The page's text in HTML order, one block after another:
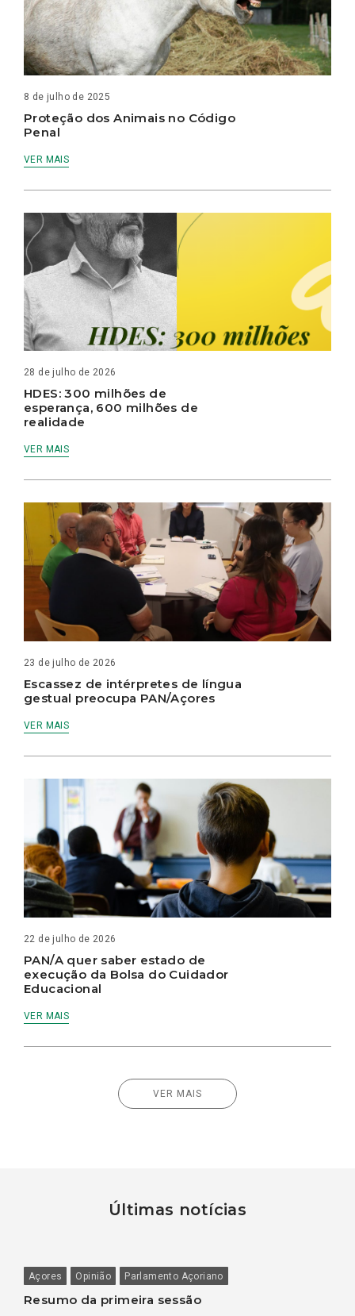
8 de julho de 2025
Proteção dos Animais no Código
Penal
VER MAIS
28 de julho de 2026
HDES: 300 milhões de
esperança, 600 milhões de
realidade
VER MAIS
23 de julho de 2026
Escassez de intérpretes de língua
gestual preocupa PAN/Açores
VER MAIS
22 de julho de 2026
PAN/A quer saber estado de
execução da Bolsa do Cuidador
Educacional
VER MAIS
VER MAIS
Últimas notícias
Açores Opinião Parlamento Açoriano
Resumo da primeira sessão